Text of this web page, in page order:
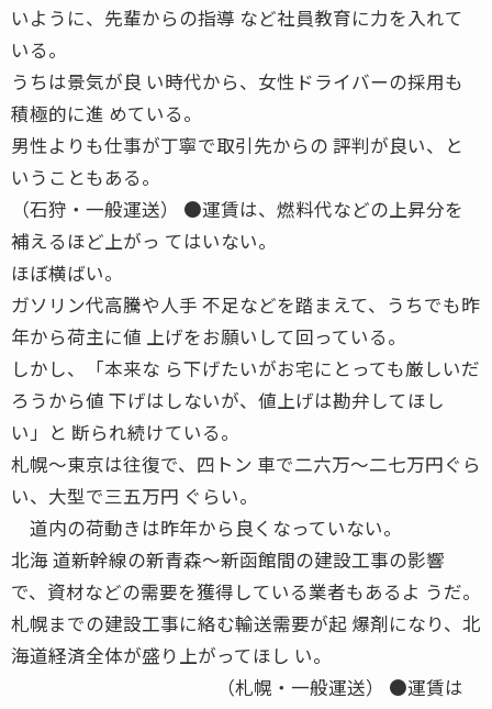
いように、先輩からの指導 など社員教育に力を入れて
いる。
うちは景気が良 い時代から、女性ドライバーの採用も
積極的に進 めている。
男性よりも仕事が丁寧で取引先からの 評判が良い、と
いうこともある。
（石狩・一般運送） ●運賃は、燃料代などの上昇分を
補えるほど上がっ てはいない。
ほぼ横ばい。
ガソリン代高騰や人手 不足などを踏まえて、うちでも昨
年から荷主に値 上げをお願いして回っている。
しかし、「本来な ら下げたいがお宅にとっても厳しいだ
ろうから値 下げはしないが、値上げは勘弁してほし
い」と 断られ続けている。
札幌〜東京は往復で、四トン 車で二六万〜二七万円ぐら
い、大型で三五万円 ぐらい。
道内の荷動きは昨年から良くなっていない。
北海 道新幹線の新青森〜新函館間の建設工事の影響
で、資材などの需要を獲得している業者もあるよ うだ。
札幌までの建設工事に絡む輸送需要が起 爆剤になり、北
海道経済全体が盛り上がってほし い。
（札幌・一般運送） ●運賃は